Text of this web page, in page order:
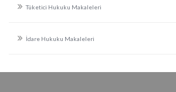
Tüketici Hukuku Makaleleri
İdare Hukuku Makaleleri